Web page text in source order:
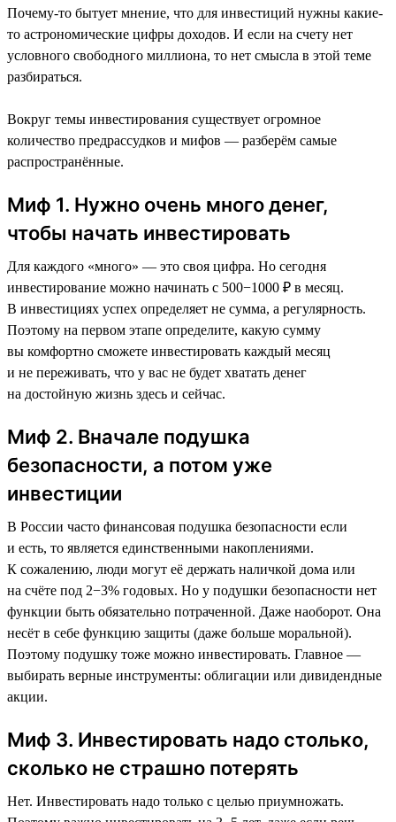
Почему-то бытует мнение, что для инвестиций нужны какие-
то астрономические цифры доходов. И если на счету нет
условного свободного миллиона, то нет смысла в этой теме
разбираться.
Вокруг темы инвестирования существует огромное
количество предрассудков и мифов — разберём самые
распространённые.
Миф 1. Нужно очень много денег,
чтобы начать инвестировать
Для каждого «много» — это своя цифра. Но сегодня
инвестирование можно начинать с 500−1000 ₽ в месяц.
В инвестициях успех определяет не сумма, а регулярность.
Поэтому на первом этапе определите, какую сумму
вы комфортно сможете инвестировать каждый месяц
и не переживать, что у вас не будет хватать денег
на достойную жизнь здесь и сейчас.
Миф 2. Вначале подушка
безопасности, а потом уже
инвестиции
В России часто финансовая подушка безопасности если
и есть, то является единственными накоплениями.
К сожалению, люди могут её держать наличкой дома или
на счёте под 2−3% годовых. Но у подушки безопасности нет
функции быть обязательно потраченной. Даже наоборот. Она
несёт в себе функцию защиты (даже больше моральной).
Поэтому подушку тоже можно инвестировать. Главное —
выбирать верные инструменты: облигации или дивидендные
акции.
Миф 3. Инвестировать надо столько,
сколько не страшно потерять
Нет. Инвестировать надо только с целью приумножать.